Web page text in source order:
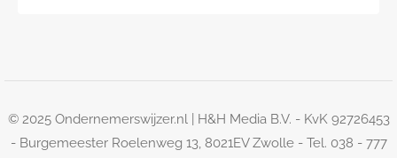
© 2025 Ondernemerswijzer.nl | H&H Media B.V. - KvK 92726453
- Burgemeester Roelenweg 13, 8021EV Zwolle - Tel. 038 - 777